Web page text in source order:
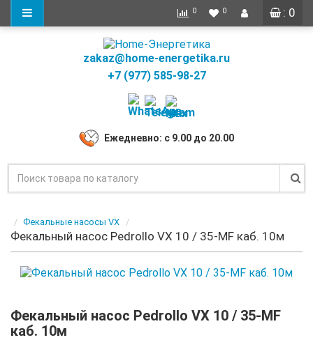
: 0
0 0
zakaz@home-energetika.ru
+7 (977) 585-98-27
Ежедневно: с 9.00 до 20.00
Фекальные насосы VX
Фекальный насос Pedrollo VX 10 / 35-MF каб. 10м
Фекальный насос Pedrollo VX 10 / 35-MF
каб. 10м